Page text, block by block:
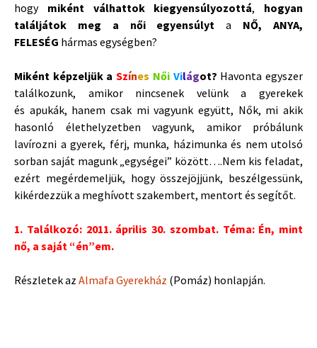
hogy miként válhattok kiegyensúlyozottá, hogyan
találjátok meg a női egyensúlyt a NŐ, ANYA,
FELESÉG hármas egységben?
Miként képzeljük aSzínes Női Világot? Havonta egyszer
találkozunk, amikor nincsenek velünk a gyerekek
és apukák, hanem csak mi vagyunk együtt, Nők, mi akik
hasonló élethelyzetben vagyunk, amikor próbálunk
lavírozni a gyerek, férj, munka, házimunka és nem utolsó
sorban saját magunk „egységei” között….Nem kis feladat,
ezért megérdemeljük, hogy összejöjjünk, beszélgessünk,
kikérdezzük a meghívott szakembert, mentort és segítőt.
1. Találkozó: 2011. április 30. szombat. Téma: Én, mint
nő, a saját “én”em.
Részletek az Almafa Gyerekház (Pomáz) honlapján.